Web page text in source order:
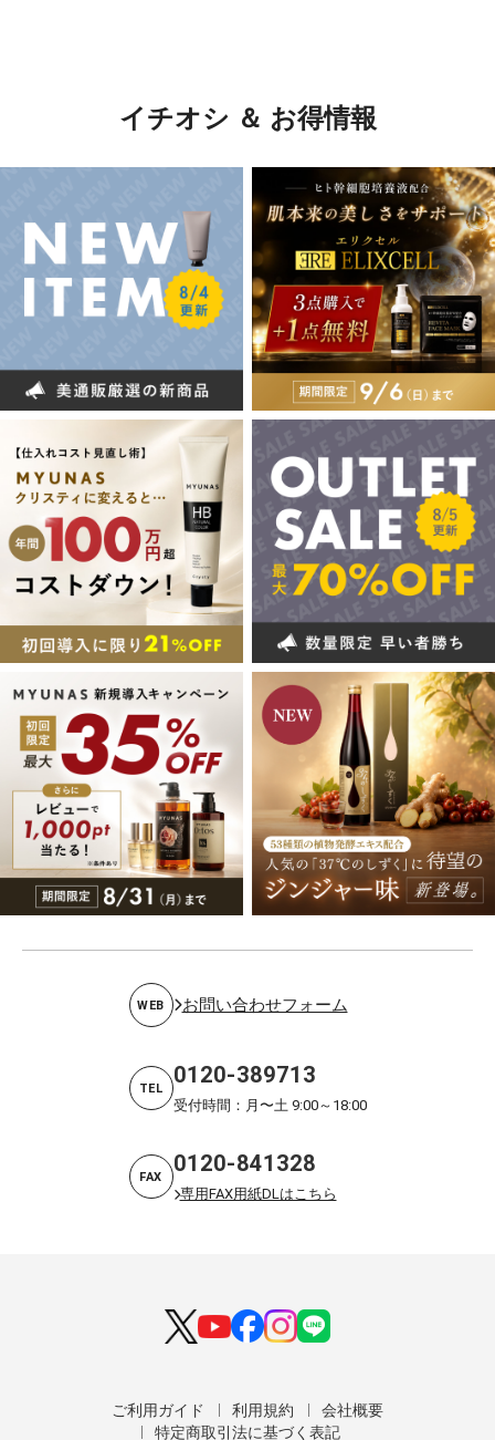
イチオシ ＆ お得情報
WEB お問い合わせフォーム
TEL 0120-389713
受付時間：月〜土 9:00～18:00
FAX 0120-841328
専用FAX用紙DLはこちら
ご利用ガイド 利用規約
会社概要
特定商取引法に基づく表記